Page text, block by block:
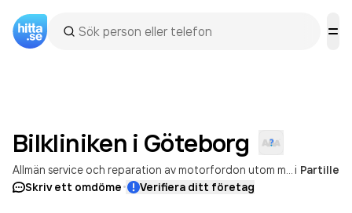
Bilkliniken i Göteborg
i Partille
Skriv ett omdöme· Verifiera ditt företag